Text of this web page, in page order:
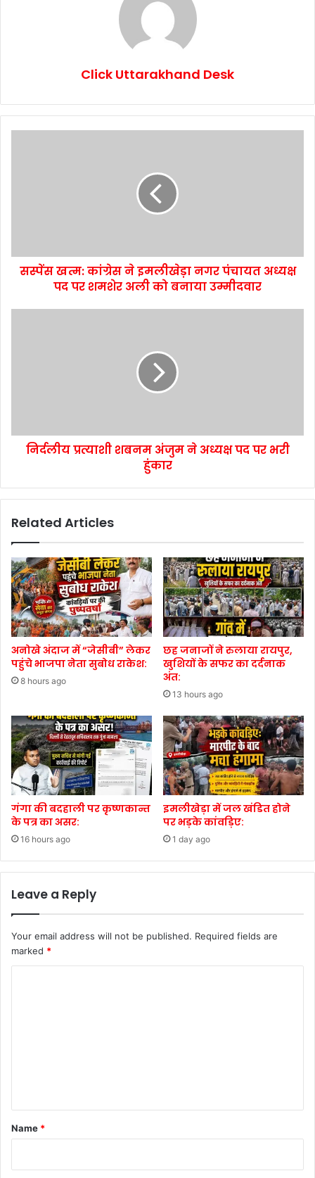
Click Uttarakhand Desk
सस्पेंस खत्म: कांग्रेस ने इमलीखेड़ा नगर पंचायत अध्यक्ष
पद पर शमशेर अली को बनाया उम्मीदवार
निर्दलीय प्रत्याशी शबनम अंजुम ने अध्यक्ष पद पर भरी
हुंकार
Related Articles
अनोखे अंदाज में “जेसीबी” लेकर
पहुंचे भाजपा नेता सुबोध राकेश:
8 hours ago
छह जनाजों ने रुलाया रायपुर,
खुशियों के सफर का दर्दनाक
अंत:
13 hours ago
गंगा की बदहाली पर कृष्णकान्त
के पत्र का असर:
16 hours ago
इमलीखेड़ा में जल खंडित होने
पर भड़के कांवड़िए:
1 day ago
Leave a Reply
Your email address will not be published. Required fields are
marked *
*
Name *